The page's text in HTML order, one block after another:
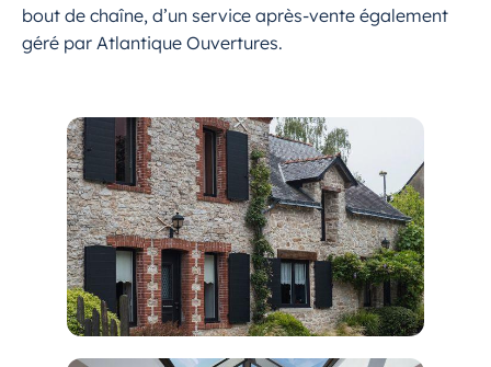
bout de chaîne, d’un service après-vente également
géré par Atlantique Ouvertures.